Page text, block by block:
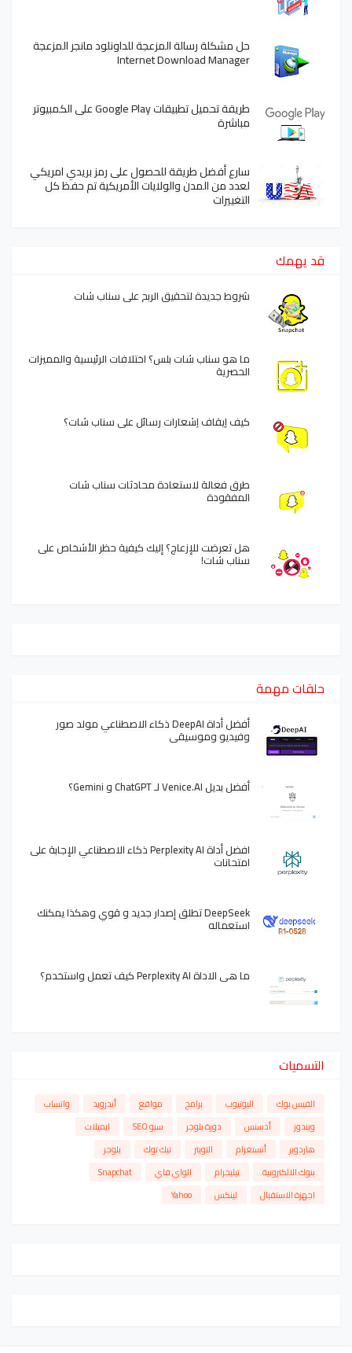
حل مشكلة رسالة المزعجة للداونلود مانجر المزعجة
Internet Download Manager
طريقة تحميل تطبيقات Google Play على الكمبيوتر
مباشرة
سارع أفضل طريقة للحصول على رمز بريدي امريكي
لعدد من المدن والولايات الأمريكية تم حفظ كل
التغييرات
قد يهمك
شروط جديدة لتحقيق الربح على سناب شات
ما هو سناب شات بلس؟ اختلافات الرئيسية والمميزات
الحصرية
كيف إيقاف إشعارات رسائل على سناب شات؟
طرق فعالة لاستعادة محادثات سناب شات
المفقودة
هل تعرضت للإزعاج؟ إليك كيفية حظر الأشخاص على
سناب شات!
حلقات مهمة
أفضل أداة DeepAI ذكاء الاصطناعي مولد صور
وفيديو وموسيقى
أفضل بديل Venice.AI لـ ChatGPT و Gemini؟
افضل أداة Perplexity AI ذكاء الاصطناعي الإجابة على
امتحانات
DeepSeek تطلق إصدار جديد و قوي وهكذا يمكنك
استعماله
ما هي الاداة Perplexity AI كيف تعمل واستخدم؟
التسميات
الفيس بوك اليوتيوب برامج مواقع أندرويد
واتساب
ويندوز
أدسنس دورة بلوجر سيو SEO
ايميلات
هاردوير
أنستغرام التويتر تيك توك
بلوجر
بنوك الالكترونية
تيليجرام الواي فاي
Snapchat
اجهزة الاستقبال
لينكس Yahoo